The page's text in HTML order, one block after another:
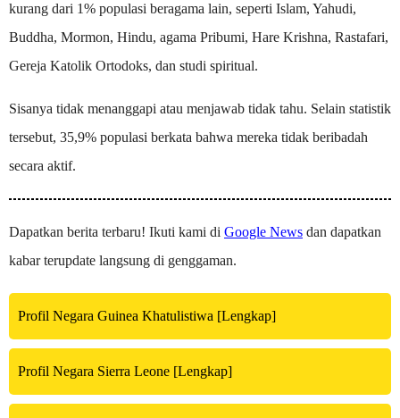
kurang dari 1% populasi beragama lain, seperti Islam, Yahudi,
Buddha, Mormon, Hindu, agama Pribumi, Hare Krishna, Rastafari,
Gereja Katolik Ortodoks, dan studi spiritual.
Sisanya tidak menanggapi atau menjawab tidak tahu. Selain statistik
tersebut, 35,9% populasi berkata bahwa mereka tidak beribadah
secara aktif.
Dapatkan berita terbaru! Ikuti kami di Google News dan dapatkan
kabar terupdate langsung di genggaman.
Profil Negara Guinea Khatulistiwa [Lengkap]
Profil Negara Sierra Leone [Lengkap]